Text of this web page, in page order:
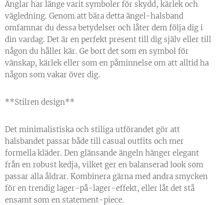
Änglar har länge varit symboler för skydd, kärlek och
vägledning. Genom att bära detta ängel-halsband
omfamnar du dessa betydelser och låter dem följa dig i
din vardag. Det är en perfekt present till dig själv eller till
någon du håller kär. Ge bort det som en symbol för
vänskap, kärlek eller som en påminnelse om att alltid ha
någon som vakar över dig.
**Stilren design**
Det minimalistiska och stiliga utförandet gör att
halsbandet passar både till casual outfits och mer
formella kläder. Den glänsande ängeln hänger elegant
från en robust kedja, vilket ger en balanserad look som
passar alla åldrar. Kombinera gärna med andra smycken
för en trendig lager-på-lager-effekt, eller låt det stå
ensamt som en statement-piece.